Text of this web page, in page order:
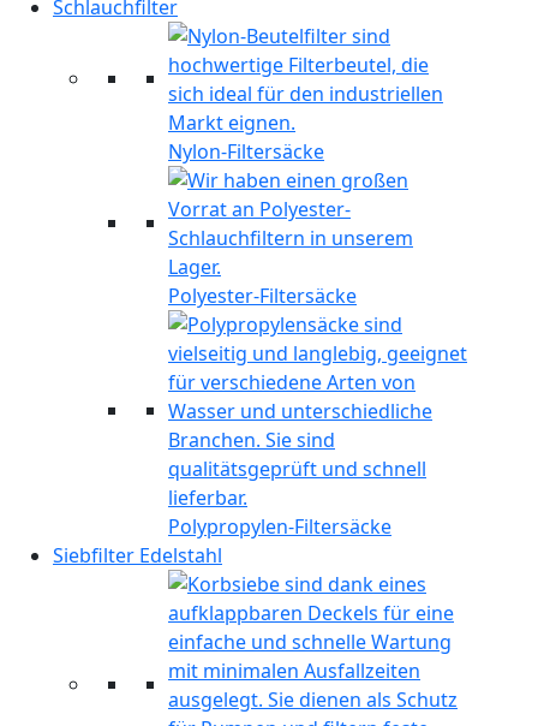
Schlauchfilter
Nylon-Filtersäcke
Polyester-Filtersäcke
Polypropylen-Filtersäcke
Siebfilter Edelstahl